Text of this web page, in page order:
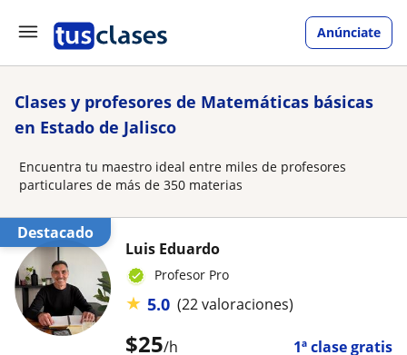
Anúnciate
Clases y profesores de Matemáticas básicas
en Estado de Jalisco
Encuentra tu maestro ideal entre miles de profesores
particulares de más de 350 materias
Destacado
$25/h 1ª clase gratis
Luis Eduardo
Profesor Pro
★ 5.0 (22 valoraciones)